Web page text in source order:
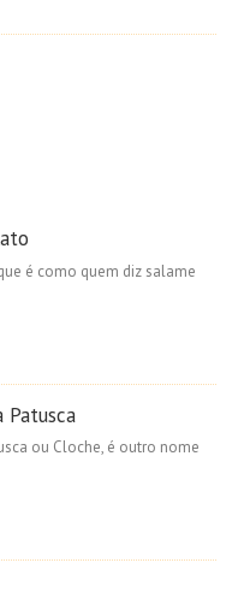
é como quem diz salame
Patusca
ou Cloche, é outro nome